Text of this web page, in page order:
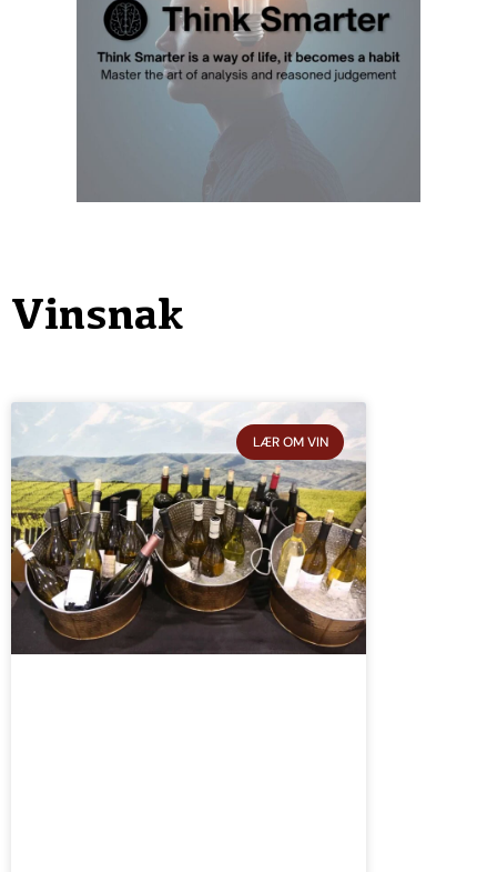
Vinsnak
LÆR OM VIN